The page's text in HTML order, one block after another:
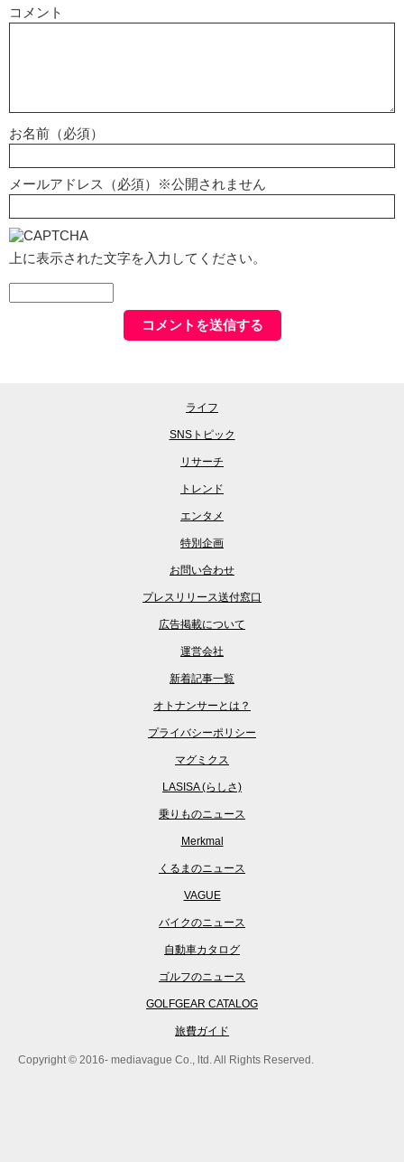
コメント
お名前（必須）
メールアドレス（必須）※公開されません
上に表示された文字を入力してください。
ライフ
SNSトピック
リサーチ
トレンド
エンタメ
特別企画
お問い合わせ
プレスリリース送付窓口
広告掲載について
運営会社
新着記事一覧
オトナンサーとは？
プライバシーポリシー
マグミクス
LASISA (らしさ)
乗りものニュース
Merkmal
くるまのニュース
VAGUE
バイクのニュース
自動車カタログ
ゴルフのニュース
GOLFGEAR CATALOG
旅費ガイド
Copyright © 2016- mediavague Co., ltd. All Rights Reserved.